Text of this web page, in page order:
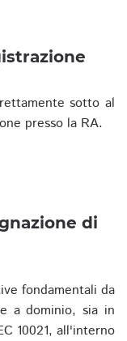
sotto al
presso la RA.
di
fondamentali da
a dominio, sia in
10021, all'interno